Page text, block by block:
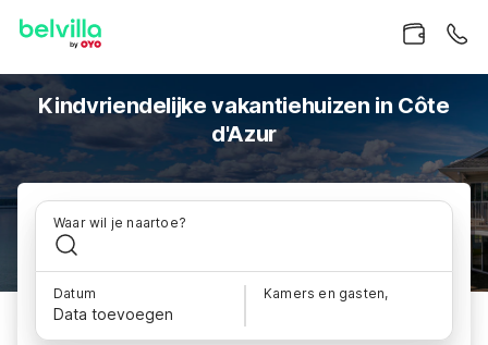
Kindvriendelijke vakantiehuizen in Côte
d'Azur
Waar wil je naartoe?
Datum
Data toevoegen
Kamers en gasten,